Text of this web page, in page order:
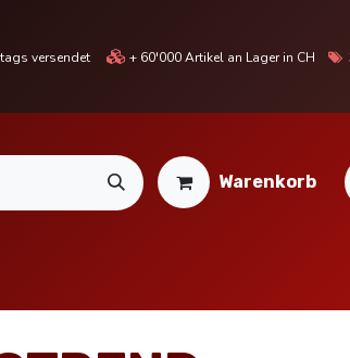
versendet + 60'000 Artikel an Lager in CH
Warenkorb